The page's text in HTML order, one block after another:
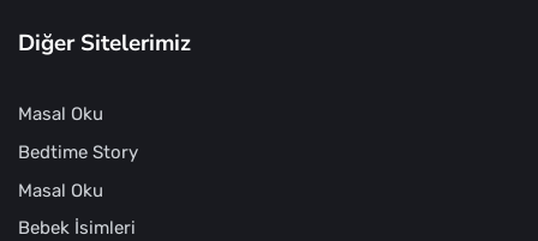
Diğer Sitelerimiz
Masal Oku
Bedtime Story
Masal Oku
Bebek İsimleri